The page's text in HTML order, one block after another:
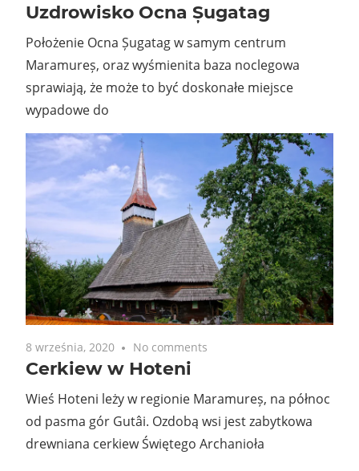
Uzdrowisko Ocna Șugatag
Położenie Ocna Șugatag w samym centrum
Maramureș, oraz wyśmienita baza noclegowa
sprawiają, że może to być doskonałe miejsce
wypadowe do
8 września, 2020 No comments
Cerkiew w Hoteni
Wieś Hoteni leży w regionie Maramureș, na północ
od pasma gór Gutâi. Ozdobą wsi jest zabytkowa
drewniana cerkiew Świętego Archanioła